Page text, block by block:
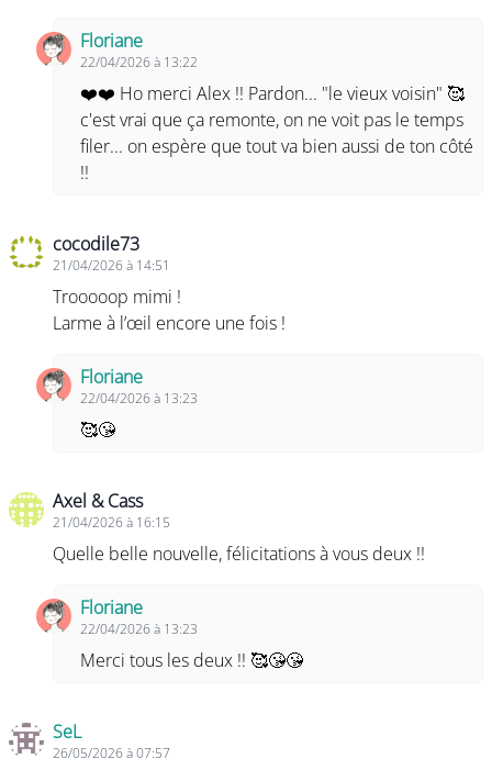
Floriane
22/04/2026 à 13:22
❤️❤️ Ho merci Alex !! Pardon... "le vieux voisin" 🥰
c'est vrai que ça remonte, on ne voit pas le temps
filer... on espère que tout va bien aussi de ton côté
!!
cocodile73
21/04/2026 à 14:51
Trooooop mimi !
Larme à l’œil encore une fois !
Floriane
22/04/2026 à 13:23
🥰😘
Axel & Cass
21/04/2026 à 16:15
Quelle belle nouvelle, félicitations à vous deux !!
Floriane
22/04/2026 à 13:23
Merci tous les deux !! 🥰😘😘
SeL
26/05/2026 à 07:57